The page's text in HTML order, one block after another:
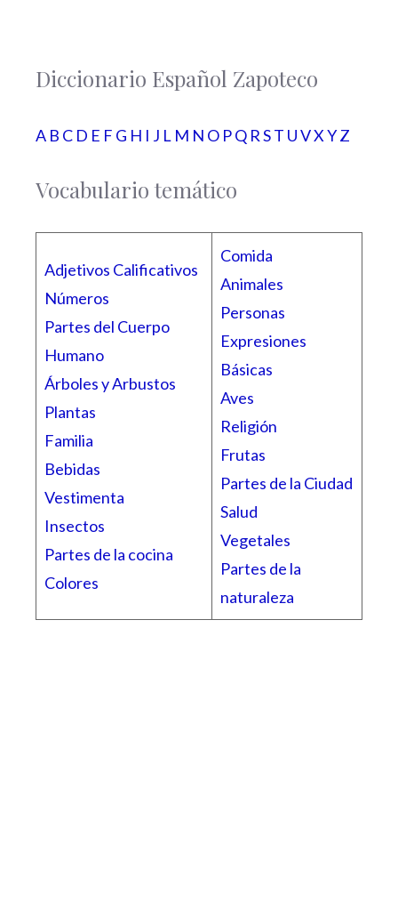
Diccionario Español Zapoteco
A B C D E F G H I J L M N O PQ RST UV X Y Z
Vocabulario temático
Adjetivos Calificativos
Números
Partes del Cuerpo
Humano
Árboles y Arbustos
Plantas
Familia
Bebidas
Vestimenta
Insectos
Partes de la cocina
Colores
Comida
Animales
Personas
Expresiones
Básicas
Aves
Religión
Frutas
Partes de la Ciudad
Salud
Vegetales
Partes de la
naturaleza